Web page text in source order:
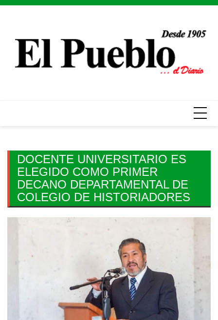
Skip
DOCENTE UNIVERSITARIO ES
ELEGIDO COMO PRIMER
DECANO DEPARTAMENTAL DE
COLEGIO DE HISTORIADORES